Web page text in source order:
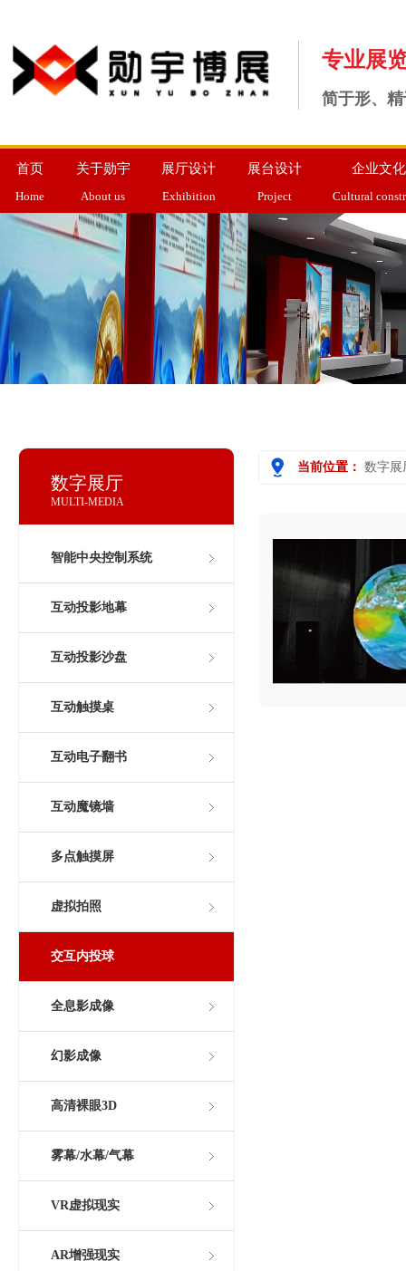
专业展
简于形、
首页
Home
关于勋宇
About us
展厅设计
Exhibition
展台设计
Project
企业文
Cultural
当前位置： 数字展
数字展厅
MULTI-MEDIA
智能中央控制系统
互动投影地幕
互动投影沙盘
互动触摸桌
互动电子翻书
互动魔镜墙
多点触摸屏
虚拟拍照
交互内投球
全息影成像
幻影成像
高清裸眼3D
雾幕/水幕/气幕
VR虚拟现实
AR增强现实